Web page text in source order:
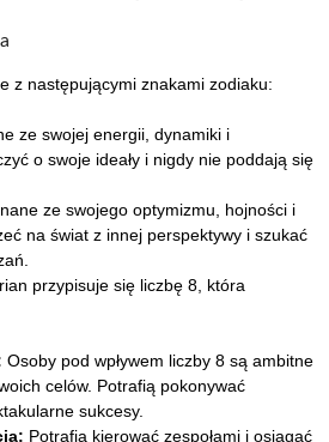
z następującymi znakami zodiaku:
ze swojej energii, dynamiki i
o swoje ideały i nigdy nie poddają się
ze swojego optymizmu, hojności i
na świat z innej perspektywy i szukać
przypisuje się liczbę 8, która
Osoby pod wpływem liczby 8 są ambitne
celów. Potrafią pokonywać
sukcesy.
Potrafią kierować zespołami i osiągać